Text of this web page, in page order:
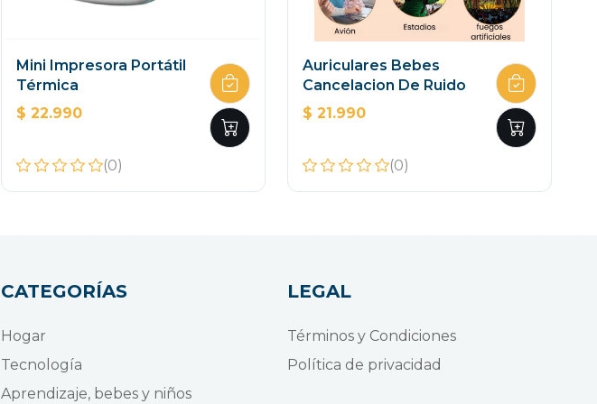
Mini Impresora Portátil
Térmica
$ 22.990
(0)
Auriculares Bebes
Cancelacion De Ruido
$ 21.990
(0)
CATEGORÍAS
Hogar
Tecnología
Aprendizaje, bebes y niños
LEGAL
Términos y Condiciones
Política de privacidad